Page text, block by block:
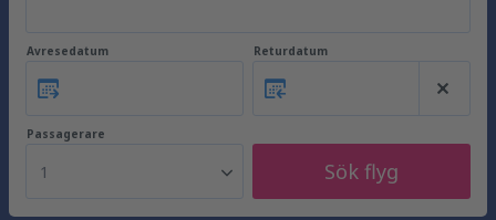
Avresedatum Returdatum
Passagerare
1 Sök flyg